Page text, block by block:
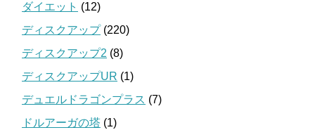
ダイエット (12)
ディスクアップ(220)
ディスクアップ2 (8)
ディスクアップUR (1)
デュエルドラゴンプラス (7)
ドルアーガの塔 (1)